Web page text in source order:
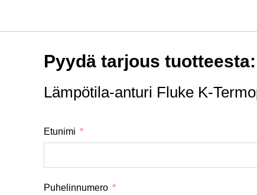
Pyydä tarjous tuotteesta:
Lämpötila-anturi Fluke K-
Etunimi
Puhelinnumero